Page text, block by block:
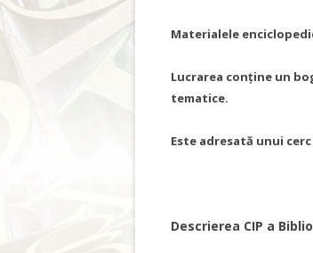
Materialele
Lucrarea conține un
tematice.
Este adresată unui
Descrierea CIP a